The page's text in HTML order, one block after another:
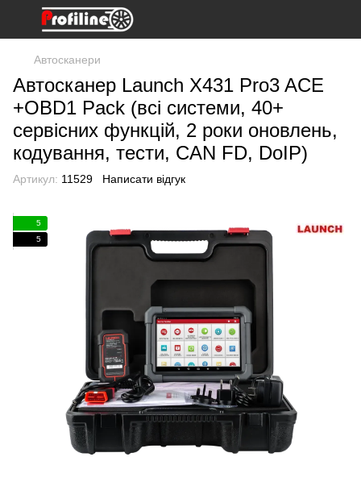
Автосканери
Автосканер Launch X431 Pro3 ACE
+OBD1 Pack (всі системи, 40+
сервісних функцій, 2 роки оновлень,
кодування, тести, CAN FD, DoIP)
Артикул: 11529 Написати відгук
5
5